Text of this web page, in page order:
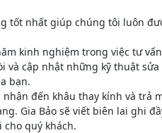
tốt nhất giúp chúng tôi luôn
kinh nghiệm trong việc tư
và cập nhật những kỹ thuật
bạn.
đến khâu thay kính và trả
Gia Bảo sẽ viết biên lai ghi
quý khách.